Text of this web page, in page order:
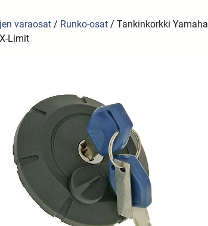
varaosat / Runko-osat / Tankinkorkki Yamaha
Limit